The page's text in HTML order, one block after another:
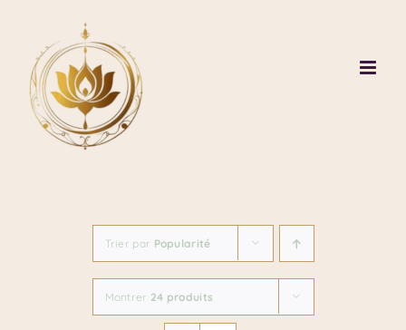
contenu
Trier par Popularité
Montrer 24 produits